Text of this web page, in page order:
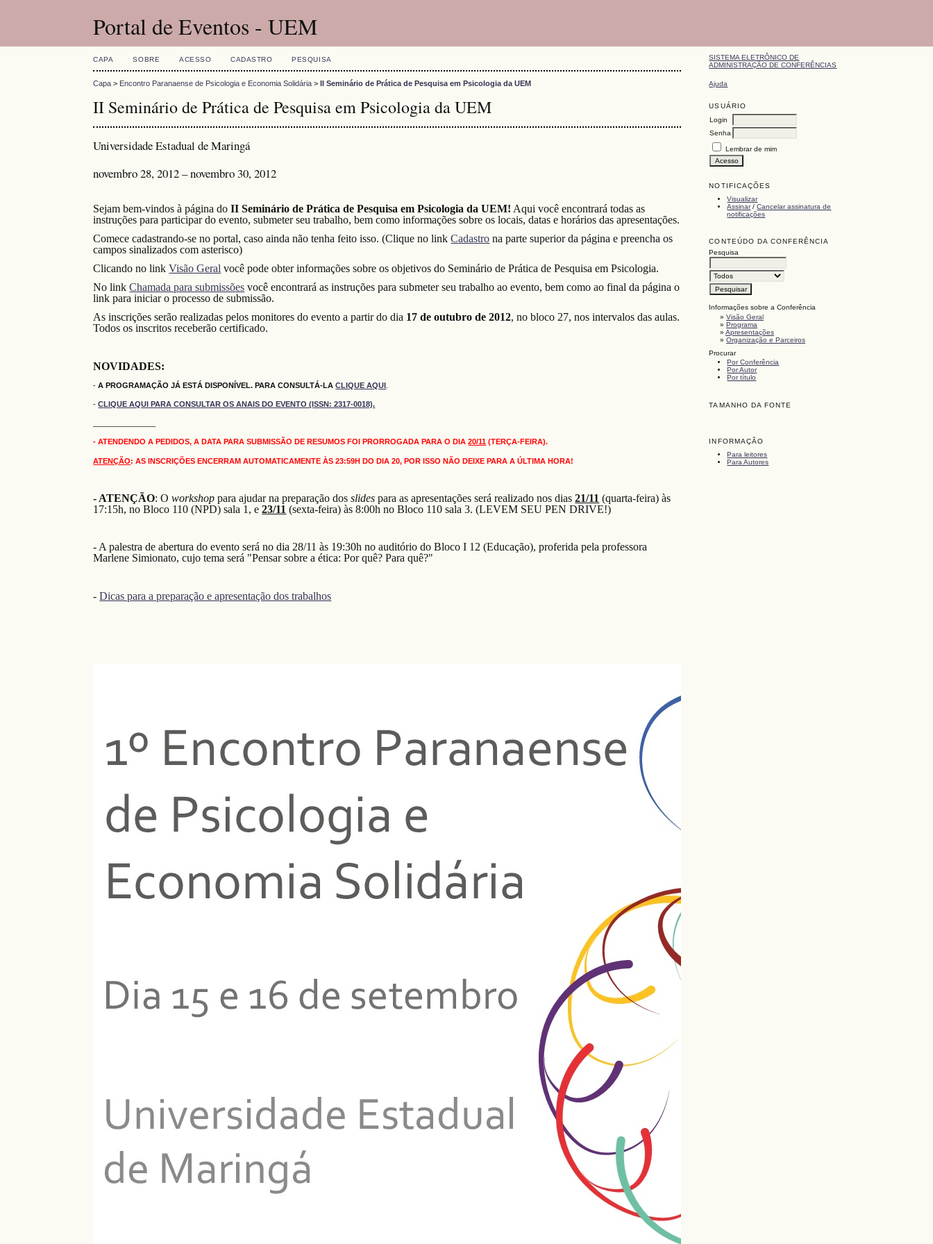
Portal de Eventos - UEM
SISTEMA ELETRÔNICO DE
ADMINISTRAÇÃO DE CONFERÊNCIAS
Ajuda
USUÁRIO
Login
Senha
Lembrar de mim
NOTIFICAÇÕES
Visualizar
Assinar/Cancelar assinatura de
notificações
CONTEÚDO DA CONFERÊNCIA
Pesquisa
Informações sobre a Conferência
»Visão Geral
»Programa
»Apresentações
»Organização e Parceiros
Procurar
Por Conferência
Por Autor
Por título
TAMANHO DA FONTE
INFORMAÇÃO
Para leitores
Para Autores
CAPA SOBRE ACESSO CADASTRO PESQUISA
Capa > Encontro Paranaense de Psicologia e Economia Solidária >II Seminário de Prática de Pesquisa em Psicologia da UEM
II Seminário de Prática de Pesquisa em Psicologia da UEM
Universidade Estadual de Maringá
novembro 28, 2012 – novembro 30, 2012
Sejam bem-vindos à página doIISeminário de Prática de Pesquisa em Psicologia da UEM! Aqui você encontrará todas as
instruções para participar do evento, submeter seu trabalho, bem como informações sobre os locais, datas e horários das apresentações.
Comece cadastrando-se no portal, caso ainda não tenha feito isso. (Clique no linkCadastro na parte superior da página e preencha os
campos sinalizados com asterisco)
Clicando no linkVisão Geral você pode obter informações sobre os objetivos do Seminário de Prática de Pesquisa em Psicologia.
No linkChamada para submissões você encontrará as instruções para submeter seu trabalho ao evento, bem como ao final da página o
link para iniciar o processo de submissão.
As inscrições serão realizadaspelos monitores do eventoa partir do dia 17 de outubro de 2012, no bloco 27, nos intervalos das aulas.
Todos os inscritos receberão certificado.
NOVIDADES:
-A PROGRAMAÇÃO JÁ ESTÁ DISPONÍVEL. PARA CONSULTÁ-LACLIQUE AQUI
-CLIQUE AQUI PARA CONSULTAR OS ANAIS DO EVENTO (ISSN: 2317-0018).
- ATENDENDO A PEDIDOS, A DATA PARA SUBMISSÃO DE RESUMOS FOI PRORROGADA PARA O DIA20/11 (TERÇA-FEIRA).
ATENÇÃO: AS INSCRIÇÕES ENCERRAM AUTOMATICAMENTE ÀS 23:59H DO DIA 20, POR ISSO NÃO DEIXE PARA A ÚLTIMA HORA!
- ATENÇÃO: Oworkshop para ajudar na preparação dosslides para as apresentações será realizado nos dias21/11 (quarta-feira) às
17:15h, no Bloco 110 (NPD) sala 1, e23/11 (sexta-feira) às 8:00h no Bloco 110 sala 3. (LEVEM SEU PEN DRIVE!)
- A palestra de abertura do evento será no dia 28/11 às 19:30h no auditório do Bloco I 12 (Educação), proferida pela professora
Marlene Simionato, cujo tema será "Pensar sobre a ética: Por quê? Para quê?"
-Dicas para a preparação e apresentação dos trabalhos